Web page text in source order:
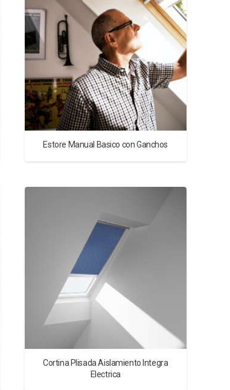
Estore Manual Basico con Ganchos
Cortina Plisada Aislamiento Integra
Electrica